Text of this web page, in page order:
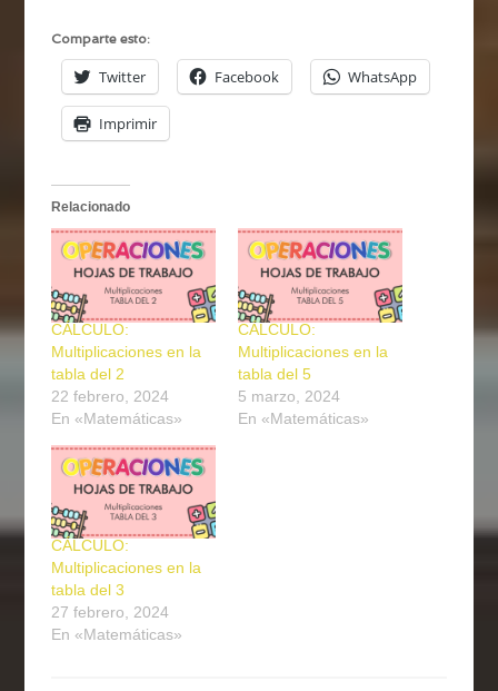
Comparte esto:
Twitter Facebook WhatsApp
Imprimir
Relacionado
CÁLCULO:
Multiplicaciones en la
tabla del 2
22 febrero, 2024
En «Matemáticas»
CÁLCULO:
Multiplicaciones en la
tabla del 5
5 marzo, 2024
En «Matemáticas»
CÁLCULO:
Multiplicaciones en la
tabla del 3
27 febrero, 2024
En «Matemáticas»